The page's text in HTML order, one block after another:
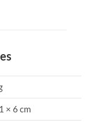
× 6 cm